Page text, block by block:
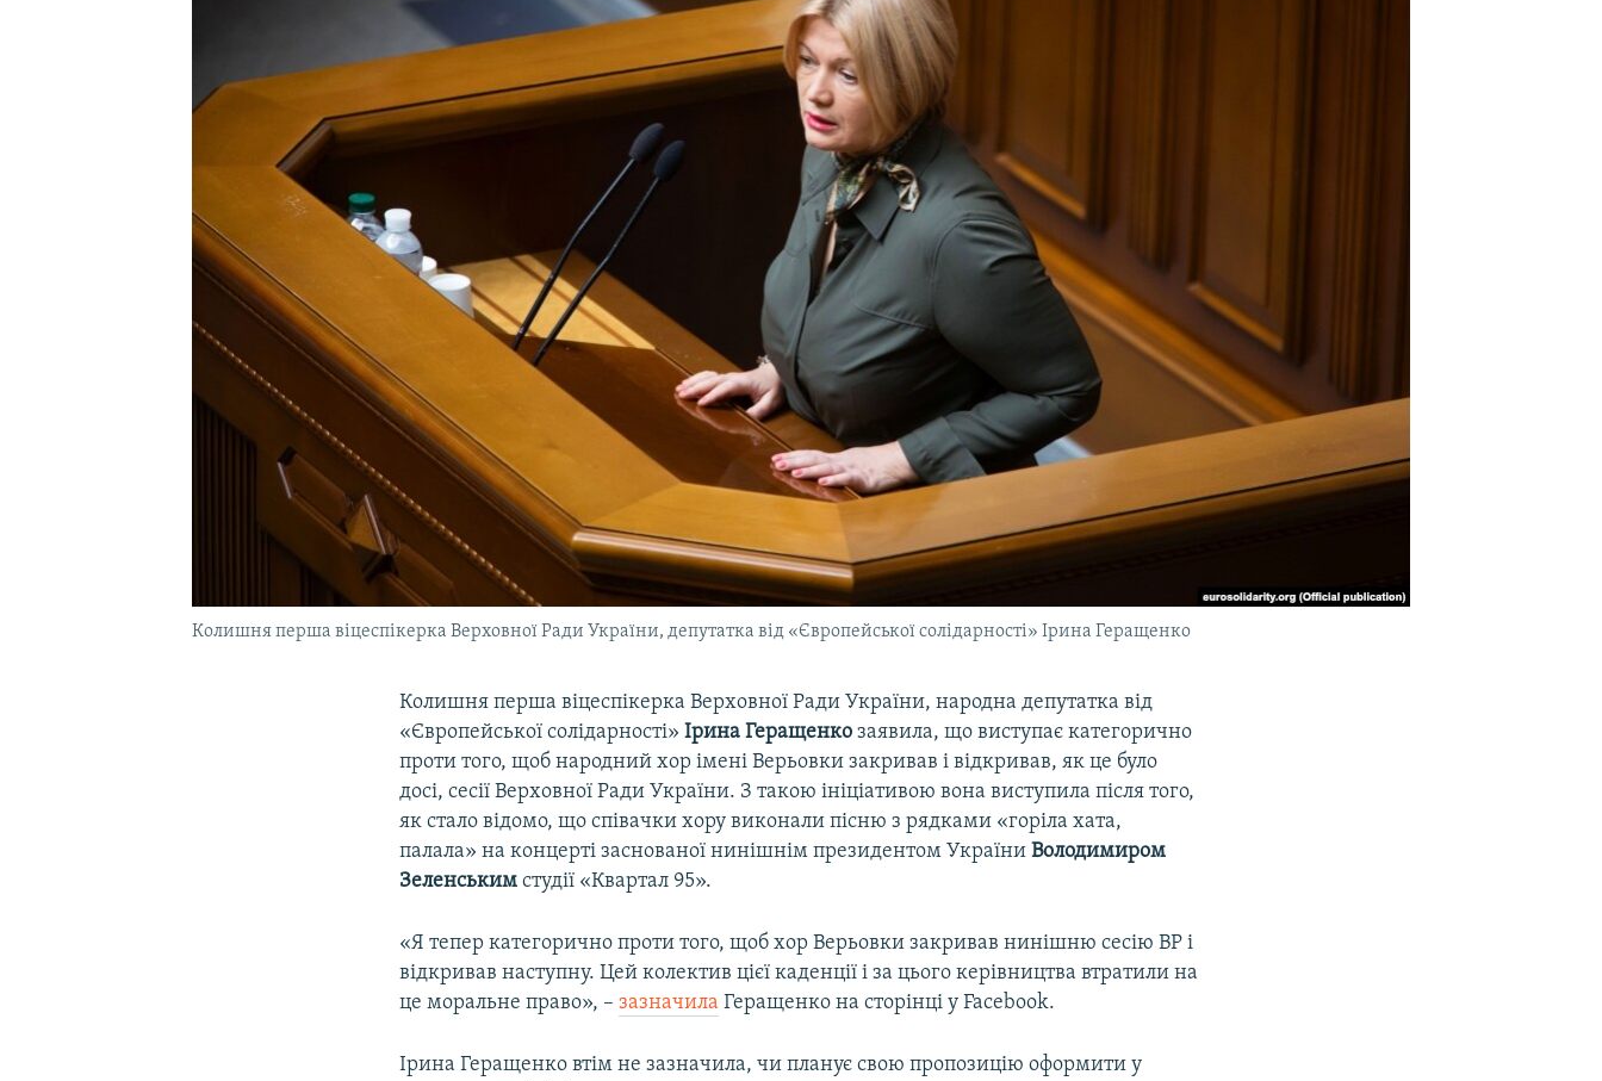
УКРАЇНСЬКА ПРОБЛЕМА КРИМУ
Колишня перша віцеспікерка Верховної Ради України, депутатка від «Європейської солідарності» Ірина Геращенко
Колишня перша віцеспікерка Верховної Ради України, народна депутатка від
«Європейської солідарності»Ірина Геращенкозаявила, що виступає категорично
проти того, щоб народний хор імені Верьовки закривав і відкривав, як це було
досі, сесії Верховної Ради України. З такою ініціативою вона виступила після того,
як стало відомо, що співачки хору виконали пісню з рядками «горіла хата,
палала» на концерті заснованої нинішнім президентом УкраїниВолодимиром
Зеленським студії «Квартал 95».
«Я тепер категорично проти того, щоб хор Верьовки закривав нинішню сесію ВР і
відкривав наступну. Цей колектив цієї каденції і за цього керівництва втратили на
це моральне право», –зазначила Геращенко на сторінці у Facebook.
Ірина Геращенко втім не зазначила, чи планує свою пропозицію оформити у